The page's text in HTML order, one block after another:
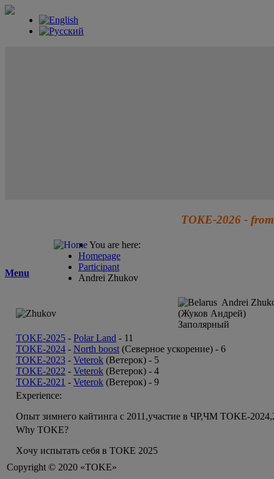
TOKE-2026 -
Menu
You are here:
Homepage
Participant
Andrei Zhukov
Andrei
(Жуков Андрей)
Заполярный
TOKE-2025 - Polar Land - 11
TOKE-2024 - North boost (Северное ускорение) - 6
TOKE-2023 - Veterok (Ветерок) - 5
TOKE-2022 - Veterok (Ветерок) - 4
TOKE-2021 - Veterok (Ветерок) - 9
Experience:
Опыт зимнего кайтинга с 2011,участие в ЧР,ЧМ TOKE-
Why TOKE?
Xочу испытать себя в ТОКЕ 2025
Copyright © 2020 «TOKE»